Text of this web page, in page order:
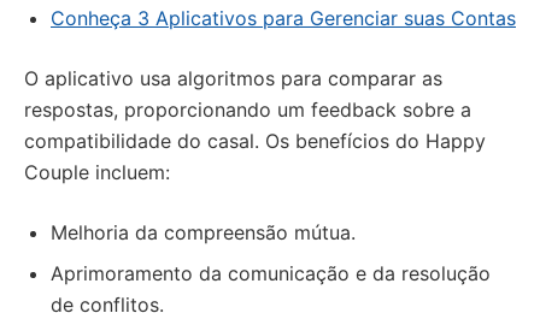
Conheça 3 Aplicativos para Gerenciar suas Contas
O aplicativo usa algoritmos para comparar as
respostas, proporcionando um feedback sobre a
compatibilidade do casal. Os benefícios do Happy
Couple incluem:
Melhoria da compreensão mútua.
Aprimoramento da comunicação e da resolução
de conflitos.